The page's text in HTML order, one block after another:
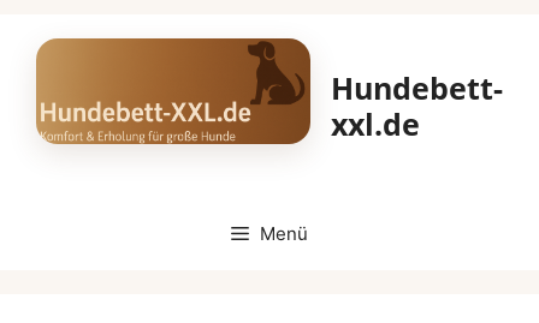
Inhalt
Hundebett-
xxl.de
Menü